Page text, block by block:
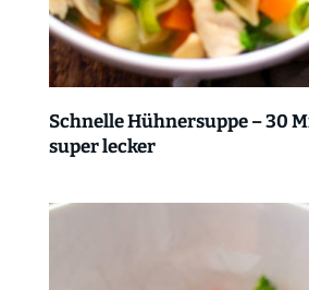
Schnelle Hühnersuppe – 30
super lecker